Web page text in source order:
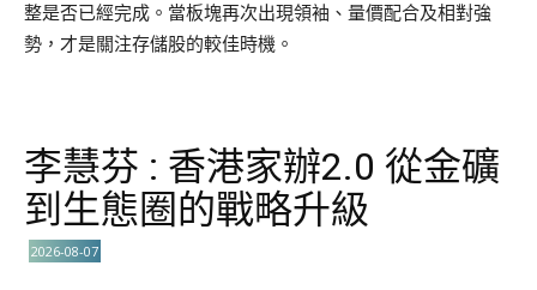
整是否已經完成。當板塊再次出現領袖、量價配合及相對強
勢，才是關注存儲股的較佳時機。
李慧芬 : 香港家辦2.0 從金礦
到生態圈的戰略升級
2026-08-07